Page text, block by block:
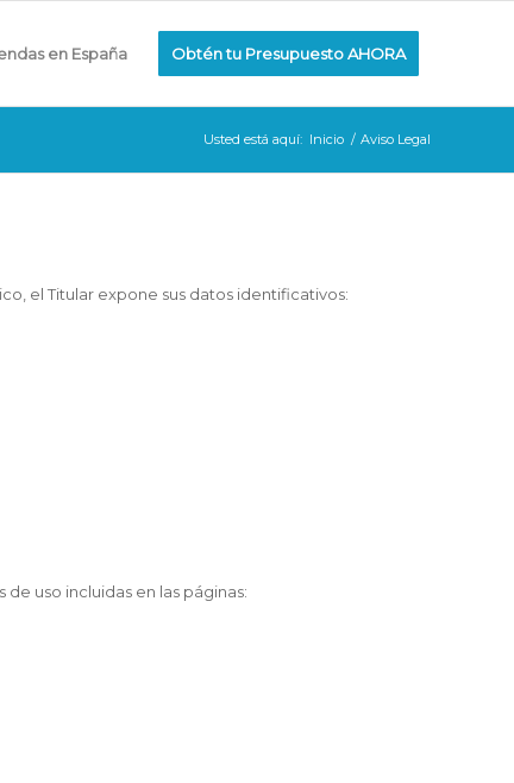
en España Obtén tu Presupuesto AHORA
Usted está aquí: Inicio / Aviso Legal
el Titular expone sus datos identificativos:
uso incluidas en las páginas: